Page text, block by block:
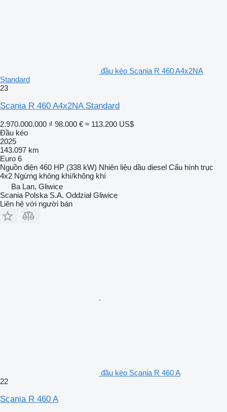
đầu kéo Scania R 460 A4x2NA
Standard
23
Scania R 460 A4x2NA Standard
2.970.000.000 ₫ 98.000 € ≈ 113.200 US$
Đầu kéo
2025
143.097 km
Euro 6
Nguồn điện 460 HP (338 kW) Nhiên liệu dầu diesel Cấu hình trục
4x2 Ngừng không khí/không khí
Ba Lan, Gliwice
Scania Polska S.A. Oddział Gliwice
Liên hệ với người bán
đầu kéo Scania R 460 A
22
Scania R 460 A